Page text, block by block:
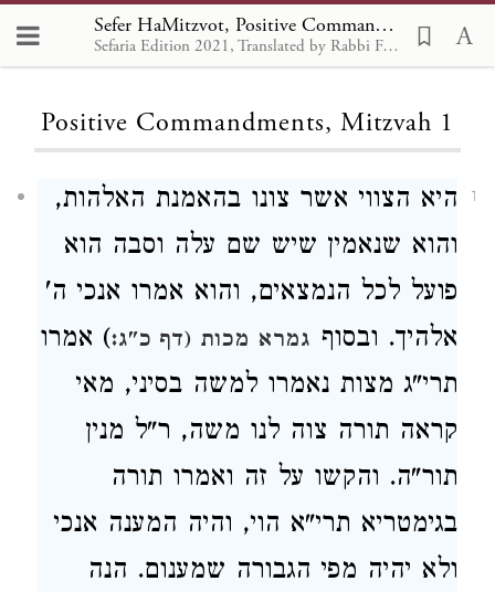
Sefer HaMitzvot, Positive Commandments 1:1
Sefaria Edition 2021, Translated by Rabbi Francis Nataf
Loading...
Positive Commandments, Mitzvah 1
1
היא הצווי אשר צונו בהאמנת האלהות,
והוא שנאמין שיש שם עלה וסבה הוא
פועל לכל הנמצאים, והוא אמרו אנכי ה'
אלהיך. ובסוף גמרא מכות (דף כ"ג:) אמרו
תרי"ג מצות נאמרו למשה בסיני, מאי
קראה תורה צוה לנו משה, ר"ל מנין
תור"ה. והקשו על זה ואמרו תורה
בגימטריא תרי"א הוי, והיה המענה אנכי
ולא יהיה מפי הגבורה שמענום. הנה